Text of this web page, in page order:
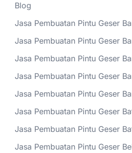
Blog
Jasa Pembuatan Pintu Geser
Jasa Pembuatan Pintu Geser
Jasa Pembuatan Pintu Geser
Jasa Pembuatan Pintu Geser
Jasa Pembuatan Pintu Geser
Jasa Pembuatan Pintu Geser
Jasa Pembuatan Pintu Geser
Jasa Pembuatan Pintu Geser